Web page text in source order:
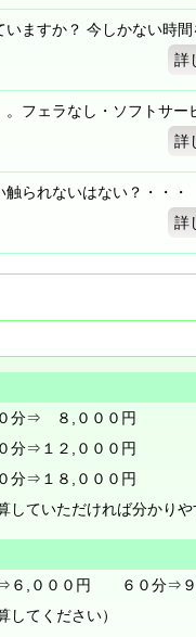
ますか？ 今しかない時
詳
フェラなし・ソフトサー
詳
られないはない？・・・
詳
⇒ ８,０００円
⇒１２,０００円
⇒１８,０００円
ていただければ分かりや
,０００円 ６０分⇒９,
してください）